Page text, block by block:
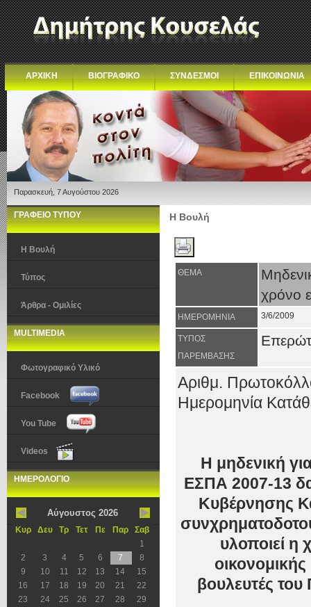
ΑΡΧΙΚΗ ΒΙΟΓΡΑΦΙΚΟ ΣΥΝΔΕΣΜΟΙ ΕΠΙΚΟΙΝΩΝΙΑ
Παρασκευή, 7 Αυγούστου 2026
ΓΡΑΦΕΙΟ ΤΥΠΟΥ
Η Βουλή
Τύπος
Άρθρα - Ομιλίες
MULTIMEDIA
Φωτογραφικό Υλικό
Facebook
You Tube
Videos
ΗΜΕΡΟΛΟΓΙΟ
Αύγουστος 2026
Κυρ Δευ Τρ Τετ Πε Παρ
Σαβ
1
2
3 4 5 6 7
8
9
10 11 12 13 14
15
16
17 18 19 20 21
22
23
24 25 26 27 28
29
Η Βουλή
ΘΕΜΑ
χρόνο
ΗΜΕΡΟΜΗΝΙΑ 3/6/2009
ΤΥΠΟΣ
ΠΑΡΕΜΒΑΣΗΣ
Αριθμ.
Ημερομηνία
Η μηδενική
ΕΣΠΑ 2007-13
Κυβέρνησης
υλοποιεί η
βουλευτές